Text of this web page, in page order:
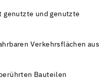
genutzte und genutzte
Verkehrsflächen aus
Bauteilen